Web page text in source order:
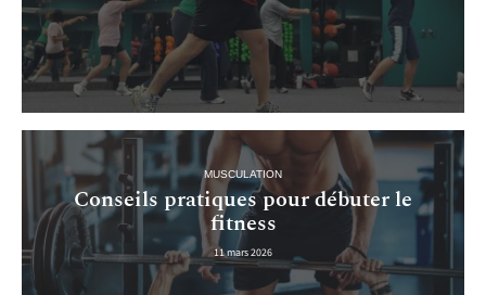
MUSCULATION
Conseils pratiques pour débuter le
fitness
11 mars 2026